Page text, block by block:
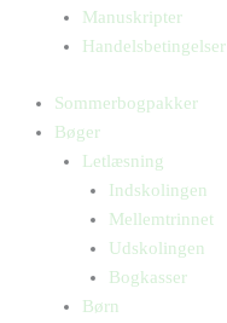
Manuskripter
Handelsbetingelser
Sommerbogpakker
Bøger
Letlæsning
Indskolingen
Mellemtrinnet
Udskolingen
Bogkasser
Børn